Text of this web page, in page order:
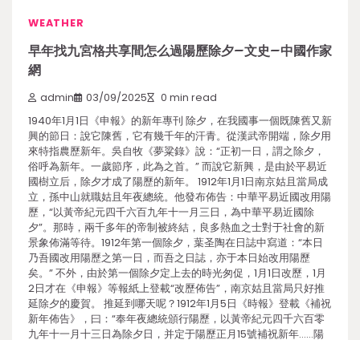
WEATHER
早年找九宮格共享間怎么過陽歷除夕–文史–中國作家
網
admin 03/09/2025 0 min read
1940年1月1日《申報》的新年專刊 除夕，在我國事一個既陳舊又新
興的節日：說它陳舊，它有幾千年的汗青。從漢武帝開端，除夕用
來特指農歷新年。吳自牧《夢粱錄》說：“正初一日，謂之除夕，
俗呼為新年。一歲節序，此為之首。” 而說它新興，是由於平易近
國樹立后，除夕才成了陽歷的新年。 1912年1月1日南京姑且當局成
立，孫中山就職姑且年夜總統。他發布佈告：中華平易近國改用陽
歷，“以黃帝紀元四千六百九年十一月三日，為中華平易近國除
夕”。那時，兩千多年的帝制被終結，良多熱血之士對于社會的新
景象佈滿等待。1912年第一個除夕，葉圣陶在日誌中寫道：“本日
乃吾國改用陽歷之第一日，而吾之日誌，亦于本日始改用陽歷
矣。” 不外，由於第一個除夕定上去的時光匆促，1月1日改歷，1月
2日才在《申報》等報紙上登載“改歷佈告”，南京姑且當局只好推
延除夕的慶賀。 推延到哪天呢？1912年1月5日《時報》登載《補祝
新年佈告》，曰：“奉年夜總統頒行陽歷，以黃帝紀元四千六百零
九年十一月十三日為除夕日，并定于陽歷正月15號補祝新年……陽